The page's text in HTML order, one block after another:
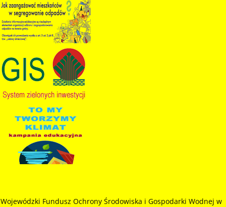
Wojewódzki Fundusz Ochrony Środowiska i Gospodarki Wodnej w